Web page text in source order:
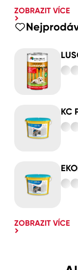
ZOBRAZIT VÍCE
KC
ZOBRAZIT VÍCE